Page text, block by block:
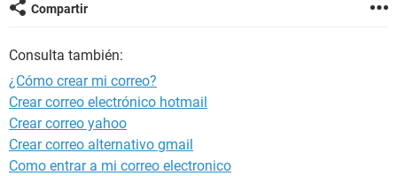
Compartir
Consulta también:
¿Cómo crear mi correo?
Crear correo electrónico hotmail
Crear correo yahoo
Crear correo alternativo gmail
Como entrar a mi correo electronico